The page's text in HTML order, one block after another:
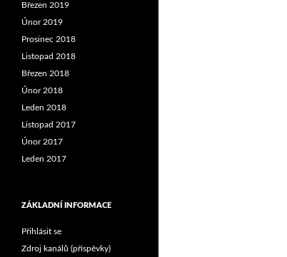
Březen 2019
Únor 2019
Prosinec 2018
Listopad 2018
Březen 2018
Únor 2018
Leden 2018
Listopad 2017
Únor 2017
Leden 2017
ZÁKLADNÍ INFORMACE
Přihlásit se
Zdroj kanálů (příspěvky)